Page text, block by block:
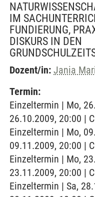
IM
FUNDIERUNG,
DISKURS IN DEN
Dozent/in: Jania
Termin:
Einzeltermin | Mo,
26.10.2009, 20:00 |
Einzeltermin | Mo,
09.11.2009, 20:00 |
Einzeltermin | Mo,
23.11.2009, 20:00 |
Einzeltermin | Sa,